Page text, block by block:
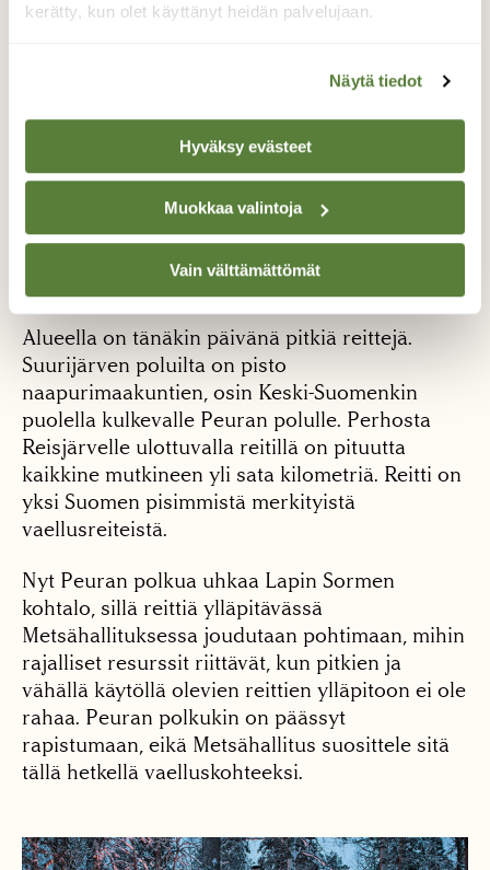
kerätty, kun olet käyttänyt heidän palvelujaan.
Näytä tiedot
Hyväksy evästeet
Muokkaa valintoja
Vain välttämättömät
Lapin erämaiden tai suurten kansallispuistojen
laajaa koskemattomuutta seudulta ei löydä,
vaan reiteille osuu hakkuuaukeita ja nuoria
metsiä, mutta myös komeita
luonnonsuojelualueita ja yksittäisiä kohokohtia,
kuten läheinen Harjuntakasen vanhojen
Alueella on tänäkin päivänä pitkiä reittejä.
Suurijärven poluilta on pisto
naapurimaakuntien, osin Keski-Suomenkin
puolella kulkevalle Peuran polulle. Perhosta
Reisjärvelle ulottuvalla reitillä on pituutta
kaikkine mutkineen yli sata kilometriä. Reitti on
yksi Suomen pisimmistä merkityistä
vaellusreiteistä.
Nyt Peuran polkua uhkaa Lapin Sormen
kohtalo, sillä reittiä ylläpitävässä
Metsähallituksessa joudutaan pohtimaan, mihin
rajalliset resurssit riittävät, kun pitkien ja
vähällä käytöllä olevien reittien ylläpitoon ei ole
rahaa. Peuran polkukin on päässyt
rapistumaan, eikä Metsähallitus suosittele sitä
tällä hetkellä vaelluskohteeksi.